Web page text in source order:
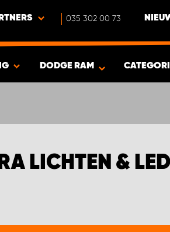
035 302 00 73
DODGE RAM
LICHTEN &